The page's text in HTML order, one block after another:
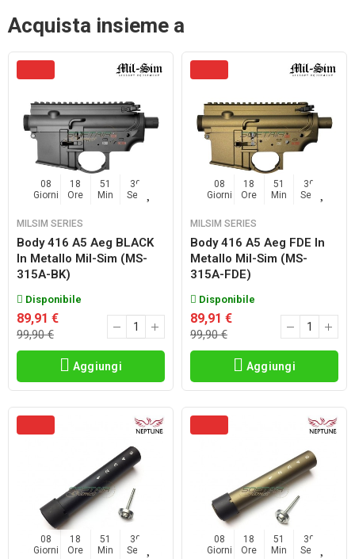
Acquista insieme a
08
Giorni
18
Ore
51
Min
38
Sec
MILSIM SERIES
Body 416 A5 Aeg BLACK
In Metallo Mil-Sim (MS-
315A-BK)
Disponibile
89,91 €
99,90 €
Aggiungi
08
Giorni
18
Ore
51
Min
38
Sec
MILSIM SERIES
Body 416 A5 Aeg FDE In
Metallo Mil-Sim (MS-
315A-FDE)
Disponibile
89,91 €
99,90 €
Aggiungi
08
Giorni
18
Ore
51
Min
38
Sec
08
Giorni
18
Ore
51
Min
38
Sec